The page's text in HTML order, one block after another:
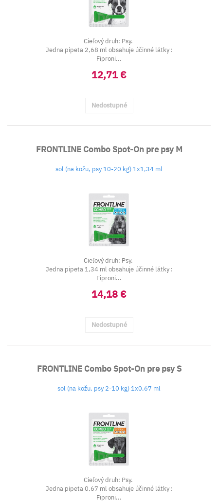
Cieľový druh: Psy.
Jedna pipeta 2,68 ml obsahuje účinné látky :
Fiproni...
12,71 €
Nedostupné
FRONTLINE Combo Spot-On pre psy M
sol (na kožu, psy 10-20 kg) 1x1,34 ml
Cieľový druh: Psy.
Jedna pipeta 1,34 ml obsahuje účinné látky :
Fiproni...
14,18 €
Nedostupné
FRONTLINE Combo Spot-On pre psy S
sol (na kožu, psy 2-10 kg) 1x0,67 ml
Cieľový druh: Psy.
Jedna pipeta 0,67 ml obsahuje účinné látky :
Fiproni...